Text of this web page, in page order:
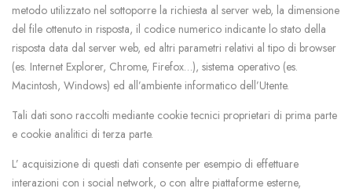
metodo utilizzato nel sottoporre la richiesta al server web, la dimensione
del file ottenuto in risposta, il codice numerico indicante lo stato della
risposta data dal server web, ed altri parametri relativi al tipo di browser
(es. Internet Explorer, Chrome, Firefox…), sistema operativo (es.
Macintosh, Windows) ed all’ambiente informatico dell’Utente.
Tali dati sono raccolti mediante cookie tecnici proprietari di prima parte
e cookie analitici di terza parte.
L’ acquisizione di questi dati consente per esempio di effettuare
interazioni con i social network, o con altre piattaforme esterne,